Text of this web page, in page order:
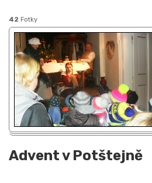
42 Fotky
Advent v Potštejně